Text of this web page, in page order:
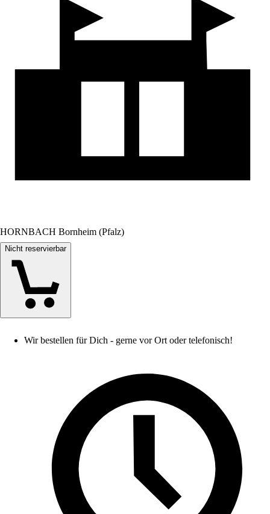
HORNBACH Bornheim (Pfalz)
Nicht reservierbar
Wir bestellen für Dich - gerne vor Ort oder telefonisch!